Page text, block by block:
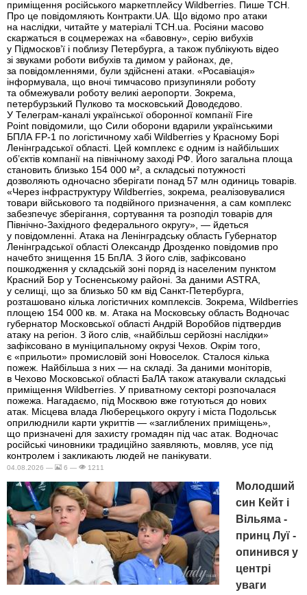
приміщення російського маркетплейсу Wildberries. Пише ТСН.
Про це повідомляють Контракти.UA. Що відомо про атаки
на наслідки, читайте у матеріалі ТСН.ua. Росіяни масово
скаржаться в соцмережах на «бавовну», серію вибухів
у Підмосков’ї і поблизу Петербурга, а також публікують відео
зі звуками роботи вибухів та димом у районах, де,
за повідомленнями, були здійснені атаки. «Росавіація»
інформувала, що вночі тимчасово призупиняли роботу
та обмежували роботу великі аеропорти. Зокрема,
петербурзький Пулково та московський Доводєдово.
У Телеграм-каналі української оборонної компанії Fire
Point повідомили, що Сили оборони вдарили українськими
БПЛА FP-1 по логістичному хабі Wildberries у Красному Борі
Ленінградської області. Цей комплекс є одним із найбільших
об’єктів компанії на північному заході РФ. Його загальна площа
становить близько 154 000 м², а складські потужності
дозволяють одночасно зберігати понад 57 млн одиниць товарів.
«Через інфраструктуру Wildberries, зокрема, реалізовувалися
товари військового та подвійного призначення, а сам комплекс
забезпечує зберігання, сортування та розподіл товарів для
Північно-Західного федерального округу», — йдеться
у повідомленні. Атака на Ленінградську область Губернатор
Ленінградської області Олександр Дрозденко повідомив про
начебто знищення 15 БпЛА. З його слів, зафіксовано
пошкодження у складській зоні поряд із населеним пунктом
Красний Бор у Тосненському районі. За даними ASTRA,
у селищі, що за близько 50 км від Санкт-Петербурга,
розташовано кілька логістичних комплексів. Зокрема, Wildberries
площею 154 000 кв. м. Атака на Московську область Водночас
губернатор Московської області Андрій Воробйов підтвердив
атаку на регіон. З його слів, «найбільш серйозні наслідки»
зафіксовано в муніципальному окрузі Чехов. Окрім того,
є «прильоти» промисловій зоні Новоселок. Сталося кілька
пожеж. Найбільша з них — на складі. За даними моніторів,
в Чехово Московської області БаЛА також атакували складські
приміщення Wildberries. У приватному секторі розпочалася
пожежа. Нагадаємо, під Москвою вже готуються до нових
атак. Місцева влада Люберецького округу і міста Подольськ
оприлюднили карти укриттів — «заглиблених приміщень»,
що призначені для захисту громадян під час атак. Водночас
російські чиновники традиційно заявляють, мовляв, усе під
контролем і закликають людей не панікувати.
04.08.2026 — 6 — 1211
Молодший
син Кейт і
Вільяма -
принц Луї -
опинився у
центрі
уваги